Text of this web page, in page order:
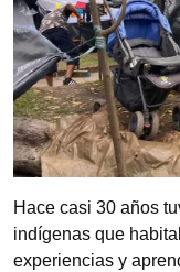
Hace casi 30 años
indígenas que
experiencias y